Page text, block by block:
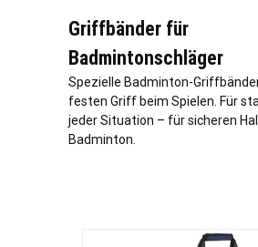
Griffbänder für
Badmintonschläger
Spezielle Badminton-
festen Griff beim Spielen. Für
jeder Situation – für sicheren
Badminton.